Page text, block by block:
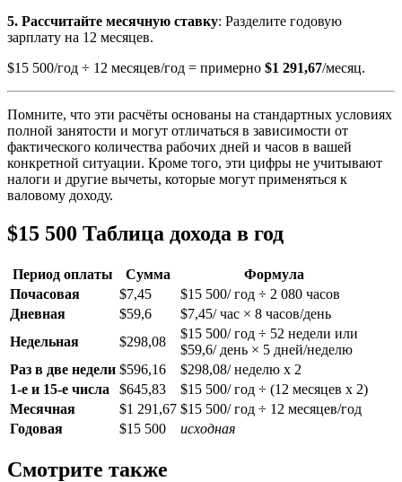
5. Рассчитайте месячную ставку: Разделите годовую
зарплату на 12 месяцев.
$15 500/год ÷ 12 месяцев/год = примерно $1 291,67/месяц.
Помните, что эти расчёты основаны на стандартных условиях
полной занятости и могут отличаться в зависимости от
фактического количества рабочих дней и часов в вашей
конкретной ситуации. Кроме того, эти цифры не учитывают
налоги и другие вычеты, которые могут применяться к
валовому доходу.
$15 500 Таблица дохода в год
Период оплаты Сумма
Формула
Почасовая
$7,45
$15 500/ год ÷ 2 080 часов
Дневная
$59,6
$7,45/ час × 8 часов/день
Недельная
$298,08
$15 500/ год ÷ 52 недели или
$59,6/ день × 5 дней/неделю
Раз в две недели $596,16
$298,08/ неделю x 2
1-е и 15-е числа
$645,83
$15 500/ год ÷ (12 месяцев x 2)
Месячная
$1 291,67 $15 500/ год ÷ 12 месяцев/год
Годовая
$15 500 исходная
Смотрите также